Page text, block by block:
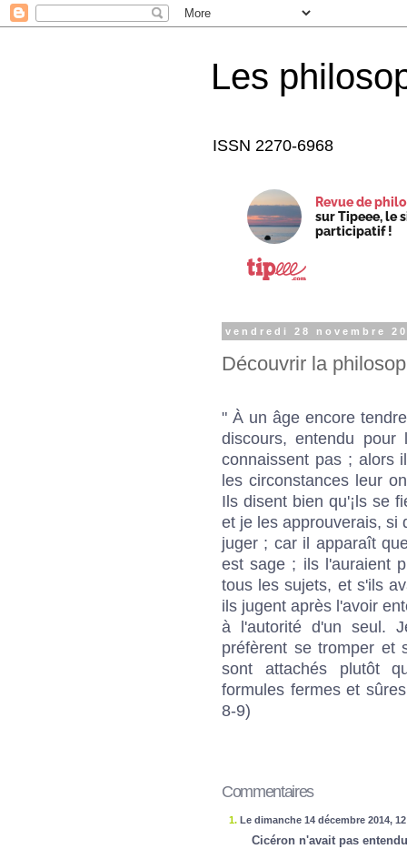
Les
ISSN 2270-6968
Revue de
sur Tipeee, le
participatif !
vendredi 28 novembre
Découvrir la
" À un âge encore
discours, entendu
connaissent pas ; alors
les circonstances leur
Ils disent bien qu'¡ls se
et je les approuverais, si
juger ; car il apparaît
est sage ; ils l'auraient
tous les sujets, et s'ils
ils jugent après l'avoir
à l'autorité d'un seul.
préfèrent se tromper et
sont attachés plutôt
formules fermes et
8-9)
Commentaires
1. Le dimanche 14 décembre 2014,
Cicéron n'avait pas